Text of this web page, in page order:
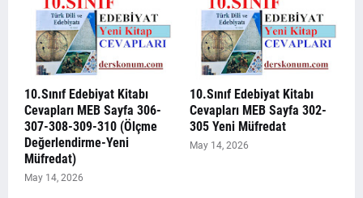
10.Sınıf Edebiyat Kitabı
Cevapları MEB Sayfa 306-
307-308-309-310 (Ölçme
Değerlendirme-Yeni
Müfredat)
May 14, 2026
10.Sınıf Edebiyat Kitabı
Cevapları MEB Sayfa 302-
305 Yeni Müfredat
May 14, 2026